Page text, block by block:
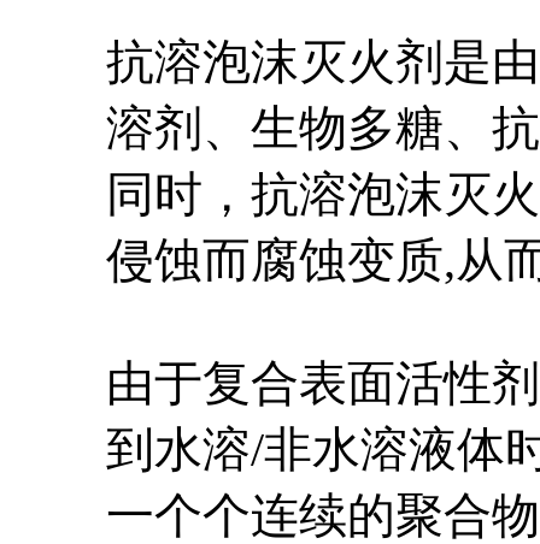
抗溶泡沫灭火剂是
溶剂、生物多糖、
同时，抗溶泡沫灭
侵蚀而腐蚀变质,从
由于复合表面活性
到水溶/非水溶液体
一个个连续的聚合